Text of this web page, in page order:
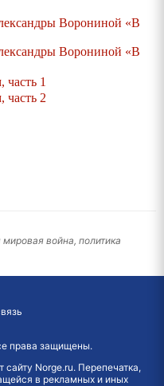
Ворониной «В
Ворониной «В
1
2
война, политика
права защищены.
Norge.ru. Перепечатка,
в рекламных и иных